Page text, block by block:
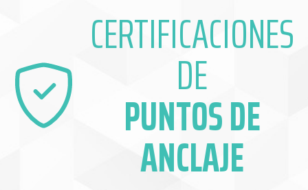
CERTIFICACIONES
DE
PUNTOS DE
ANCLAJE